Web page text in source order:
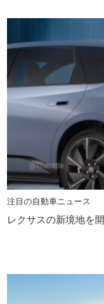
注目の自動車ニュース
レクサスの新境地を